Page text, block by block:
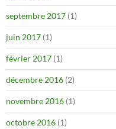
septembre 2017 (1)
juin 2017 (1)
février 2017 (1)
décembre 2016 (2)
novembre 2016 (1)
octobre 2016 (1)